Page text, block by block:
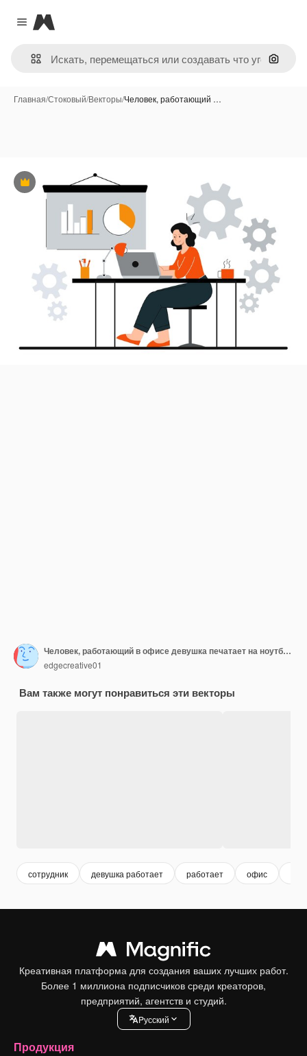
Close menu
Magnific
Поиск
Главная/Стоковый/Векторы/Человек, работающий …
Премиум
Человек, работающий в офисе девушка печатает на ноутбуке сотрудник готовит документы фрилансер выполняет
edgecreative01
Вам также могут понравиться эти векторы
сотрудник девушка работает работает офис
Креативная платформа для создания ваших лучших работ.
Более 1 миллиона подписчиков среди креаторов,
предприятий, агентств и студий.
Pусский
Продукция